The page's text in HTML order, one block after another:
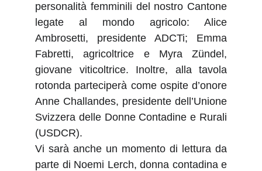
personalità femminili del nostro Cantone
legate al mondo agricolo: Alice
Ambrosetti, presidente ADCTi; Emma
Fabretti, agricoltrice e Myra Zündel,
giovane viticoltrice. Inoltre, alla tavola
rotonda parteciperà come ospite d’onore
Anne Challandes, presidente dell’Unione
Svizzera delle Donne Contadine e Rurali
(USDCR).
Vi sarà anche un momento di lettura da
parte di Noemi Lerch, donna contadina e